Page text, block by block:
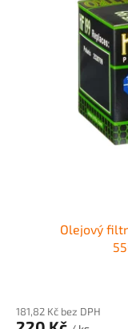
Olejový
181,82 Kč bez DPH